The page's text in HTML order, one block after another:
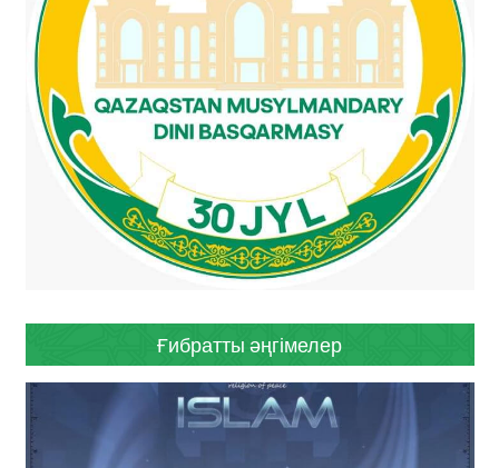
Ғибратты әңгімелер